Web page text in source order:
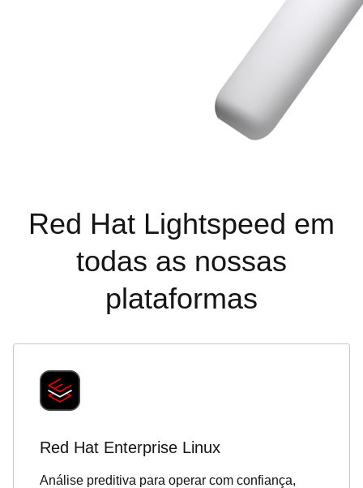
Red Hat Lightspeed em
todas as nossas
plataformas
Red Hat Enterprise Linux
Análise preditiva para operar com confiança,